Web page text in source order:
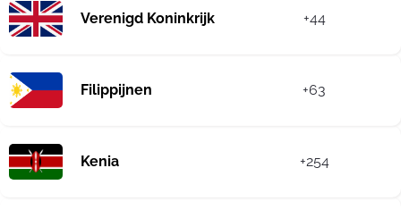
Verenigd Koninkrijk +44
Filippijnen +63
Kenia +254